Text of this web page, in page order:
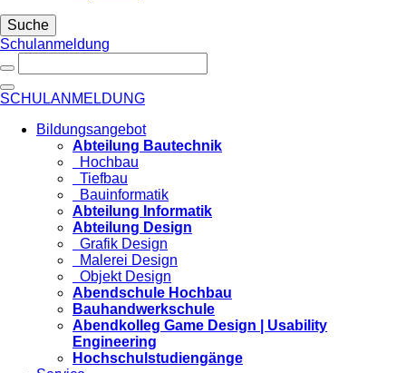
Suche
Schulanmeldung
SCHULANMELDUNG
Bildungsangebot
Abteilung Bautechnik
Hochbau
Tiefbau
Bauinformatik
Abteilung Informatik
Abteilung Design
Grafik Design
Malerei Design
Objekt Design
Abendschule Hochbau
Bauhandwerkschule
Abendkolleg Game Design | Usability
Engineering
Hochschulstudiengänge